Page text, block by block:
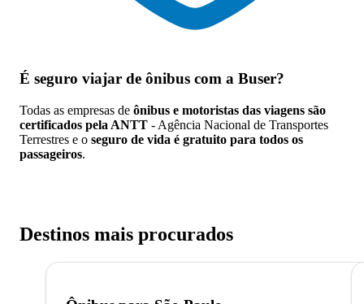
É seguro viajar de ônibus com a Buser?
Todas as empresas de ônibus e motoristas das viagens são
certificados pela ANTT - Agência Nacional de Transportes
Terrestres e o seguro de vida é gratuito para todos os
passageiros.
Destinos mais procurados